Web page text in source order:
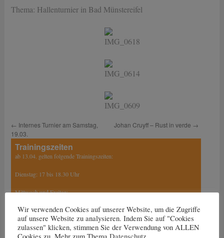
Thema: Hallenturnier in Bad Münstereifel
← Internes Turnier am Samstag,
19.03.
Johan Cruyff – Rust in verde →
Trainingszeiten
ab 13.04. gelten folgende Trainingszeiten:
Dienstag: 17 bis 18.30 Uhr
Mittwoch und Freitag:
17 Uhr bis 18.30 Uhr
Wir verwenden Cookies auf unserer Website, um die Zugriffe
auf unsere Website zu analysieren. Indem Sie auf "Cookies
zulassen" klicken, stimmen Sie der Verwendung von ALLEN